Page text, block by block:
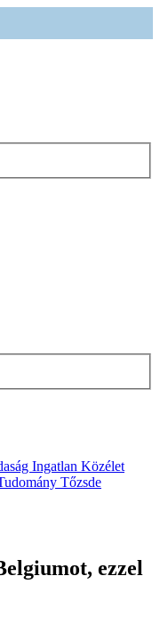
Ingatlan Közélet
Tőzsde
ezzel